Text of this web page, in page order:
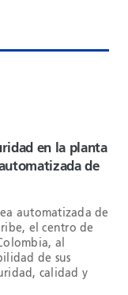
en la planta
de
automatizada de
el centro de
al
de sus
calidad y